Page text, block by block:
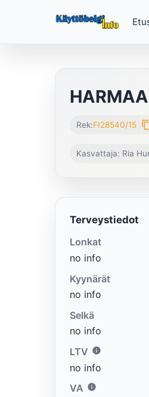
Rek:FI28540/15
Kasvattaja: Ria
Terveystiedot
Lonkat
no info
Kyynärät
no info
Selkä
no info
LTV
no info
VA